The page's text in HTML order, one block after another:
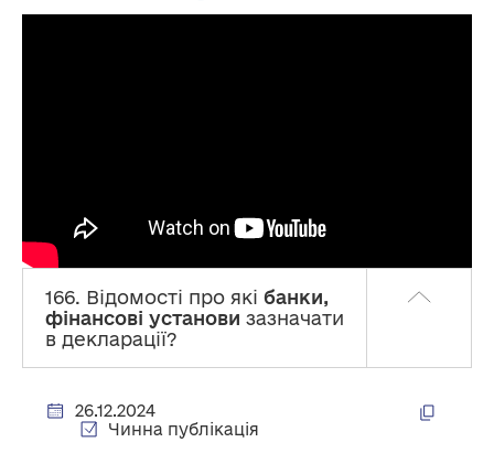
166. Відомості про які банки,
фінансові установи зазначати
в декларації?
26.12.2024
Чинна публікація